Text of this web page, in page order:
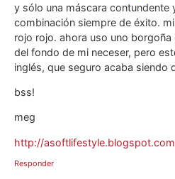
y sólo una máscara contundente
combinación siempre de éxito.
rojo rojo. ahora uso uno
del fondo de mi neceser, pero
inglés, que seguro acaba siendo
bss!
meg
http://asoftlifestyle.blogspot.com
Responder